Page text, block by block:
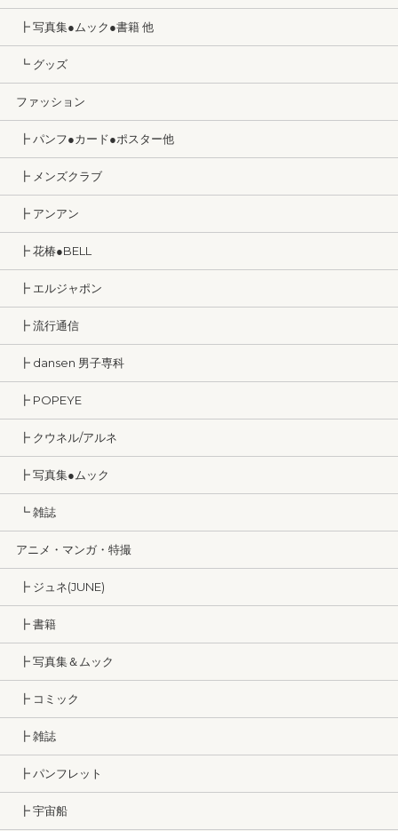
┣ 写真集●ムック●書籍 他
┗ グッズ
ファッション
┣ パンフ●カード●ポスター他
┣ メンズクラブ
┣ アンアン
┣ 花椿●BELL
┣ エルジャポン
┣ 流行通信
┣ dansen 男子専科
┣ POPEYE
┣ クウネル/アルネ
┣ 写真集●ムック
┗ 雑誌
アニメ・マンガ・特撮
┣ ジュネ(JUNE)
┣ 書籍
┣ 写真集＆ムック
┣ コミック
┣ 雑誌
┣ パンフレット
┣ 宇宙船